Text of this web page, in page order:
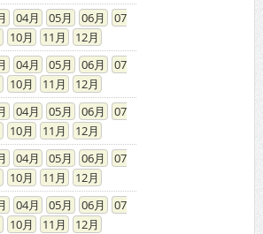
04 05 06
07
10 11
12
04 05 06
07
10 11
12
04 05 06
07
10 11
12
04 05 06
07
10 11
12
04 05 06
07
10 11
12